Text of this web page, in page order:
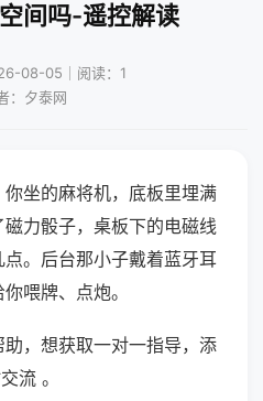
间吗-遥控解读
08-05｜阅读：1
：夕泰网
坐的麻将机，底板里埋满
力骰子，桌板下的电磁线
。后台那小子戴着蓝牙耳
喂牌、点炮。
，想获取一对一指导，添
流 。